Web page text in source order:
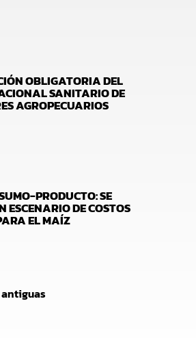
OBLIGATORIA DEL
SANITARIO DE
AGROPECUARIOS
PRODUCTO: SE
ESCENARIO DE COSTOS
EL MAÍZ